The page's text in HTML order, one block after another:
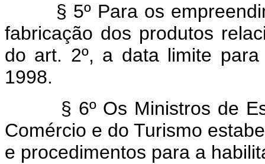
§ 5º Para os
fabricação dos produtos
do art. 2º, a data limite
1998.
§ 6º Os Ministros de
Comércio e do Turismo
e procedimentos para a